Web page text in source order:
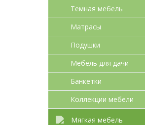
Темная мебель
Матрасы
Подушки
Мебель для дачи
Банкетки
Коллекции мебели
Мягкая мебель